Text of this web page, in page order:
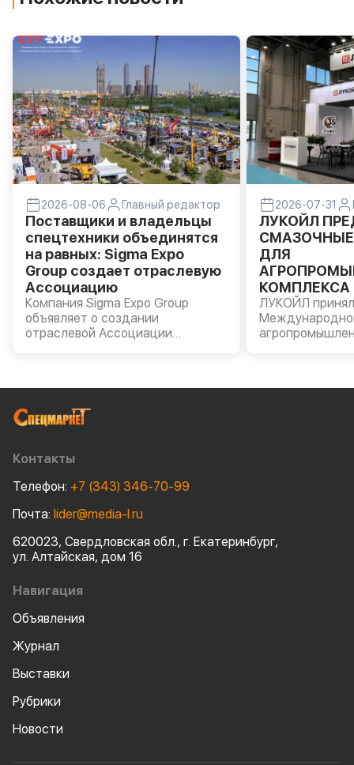
2026-08-06 Главный редактор
Поставщики и владельцы
спецтехники объединятся
на равных: Sigma Expo
Group создает отраслевую
Ассоциацию
Компания Sigma Expo Group
объявляет о создании
отраслевой Ассоциации
2026-07-31
ЛУКОЙЛ
ДЛЯ
КОМПЛЕКСА
ЛУКОЙЛ принял
моторные
Навигация
Объявления
Журнал
Выставки
Рубрики
Новости
Контакты
Телефон: +7 (343) 346-70-99
Почта: lider@media-l.ru
620023, Свердловская обл., г. Екатеринбург,
ул. Алтайская, дом 16